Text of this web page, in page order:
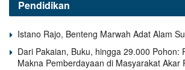
Pendidikan
Istano Rajo, Benteng Marwah Adat Alam
Dari Pakaian, Buku, hingga 29.000 Pohon:
Makna Pemberdayaan di Masyarakat Akar